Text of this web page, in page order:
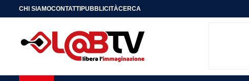
CHI SIAMOCONTATTIPUBBLICITÀCERCA